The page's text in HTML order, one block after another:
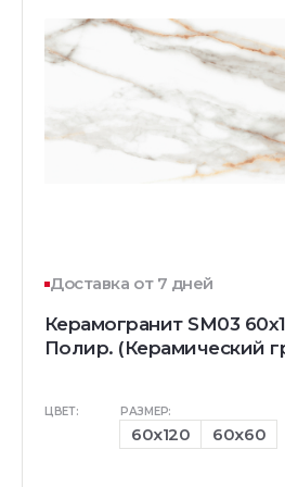
Доставка от 7 дней
Керамогранит SM03
Полир. (Керамический
ЦВЕТ: РАЗМЕР:
60x120 60x60